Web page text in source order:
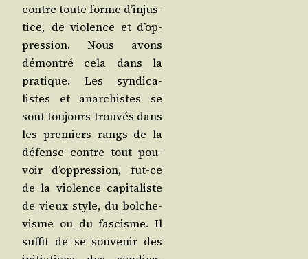
contre toute forme d’in­jus­
tice, de vio­lence et d’op­
pres­sion. Nous avons
démon­tré cela dans la
pra­tique. Les syn­di­ca­
listes et anar­chistes se
sont tou­jours trou­vés dans
les pre­miers rangs de la
défense contre tout pou­
voir d’op­pres­sion, fut-ce
de la vio­lence capi­ta­liste
de vieux style, du bol­che­
visme ou du fas­cisme. Il
suf­fit de se sou­ve­nir des